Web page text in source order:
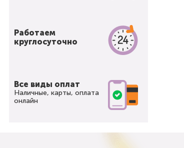
Работаем
круглосуточно
Все виды оплат
Наличные, карты, оплата
онлайн